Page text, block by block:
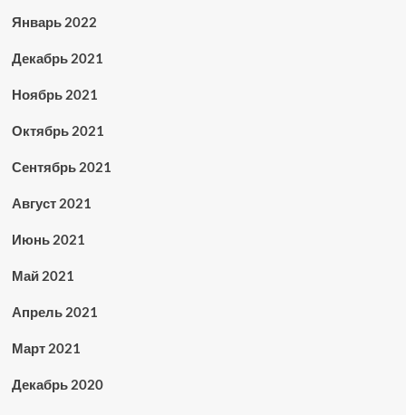
Январь 2022
Декабрь 2021
Ноябрь 2021
Октябрь 2021
Сентябрь 2021
Август 2021
Июнь 2021
Май 2021
Апрель 2021
Март 2021
Декабрь 2020